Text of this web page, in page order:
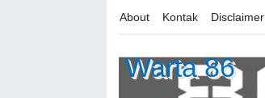
About Kontak Disclaimer
Warta 86